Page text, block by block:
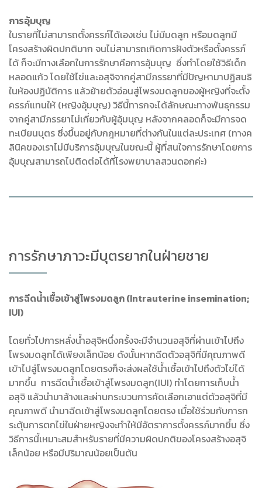
การอุ้มบุญ
ในรายที่ไม่สามารถตั้งครรภ์ได้เองเช่น ไม่มีมดลูก หรือมดลูกมี
โครงสร้างผิดปกติมาก จนไม่สามารถเกิดการฝังตัวหรือตั้งครรภ์
ได้ ก็จะมีทางเลือกในการรักษาคือการอุ้มบุญ ซึ่งทำโดยใช้วิธีเด็ก
หลอดแก้ว โดยใช้ไข่และอสุจิจากคู่สามีภรรยาที่มีปัญหามาปฏิสนธิ
ในห้องปฏิบัติการ แล้วย้ายตัวอ่อนสู่โพรงมดลูกของผู้หญิงที่จะตั้ง
ครรภ์แทนให้ (หญิงอุ้มบุญ) วิธีนี้ทารกจะได้ลักษณะทางพันธุกรรม
จากคู่สามีภรรยาไม่เกี่ยวกับผู้อุ้มบุญ หลังจากคลอดก็จะมีการจด
ทะเบียนบุตร ซึ่งขึ้นอยู่กับกฎหมายที่ต่างกันในแต่ละประเทศ (ทางค
ลินิคของเราไม่มีบริการอุ้มบุญในขณะนี้ ผู้ที่สนใจการรักษาโดยการ
อุ้มบุญสามารถไปติดต่อได้ที่โรงพยาบาลสวนดอกค่ะ)
การรักษาภาวะมีบุตรยากในฝ่ายชาย
การฉีดน้ำเชื้อเข้าสู่โพรงมดลูก (Intrauterine insemination;
IUI)
โดยทั่วไปการหลั่งน้ำอสุจิหนึ่งครั้งจะมีจำนวนอสุจิที่ผ่านเข้าไปถึง
โพรงมดลูกได้เพียงเล็กน้อย ดังนั้นหากฉีดตัวอสุจิที่มีคุณภาพดี
เข้าไปสู่โพรงมดลูกโดยตรงก็จะส่งผลใช้น้ำเชื้อเข้าไปถึงตัวไข่ได้
มากขึ้น การฉีดน้ำเชื้อเข้าสู่โพรงมดลูก(IUI) ทำโดยการเก็บน้ำ
อสุจิ แล้วนำมาล้างและผ่านกระบวนการคัดเลือกเอาแต่ตัวอสุจิที่มี
คุณภาพดี นำมาฉีดเข้าสู่โพรงมดลูกโดยตรง เมื่อใช้ร่วมกับการก
ระตุ้นการตกไข่ในฝ่ายหญิงจะทำให้มีอัตราการตั้งครรภ์มากขึ้น ซึ่ง
วิธีการนี้เหมาะสมสำหรับรายที่มีความผิดปกติของโครงสร้างอสุจิ
เล็กน้อย หรือมีปริมาณน้อยเป็นต้น